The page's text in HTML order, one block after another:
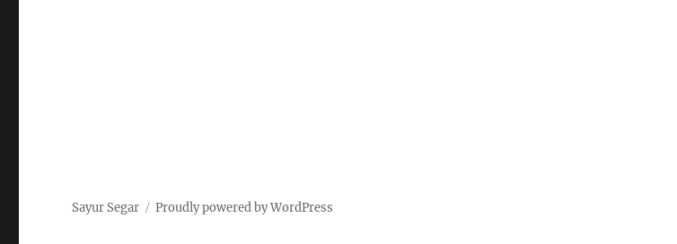
Sayur Segar Proudly powered by WordPress